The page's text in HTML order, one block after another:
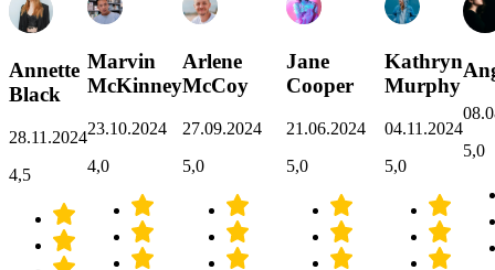
Annette
Black
28.11.2024
4,5
Marvin
McKinney
23.10.2024
4,0
Arlene
McCoy
27.09.2024
5,0
Jane
Cooper
21.06.2024
5,0
Kathryn
Murphy
04.11.2024
5,0
5,0